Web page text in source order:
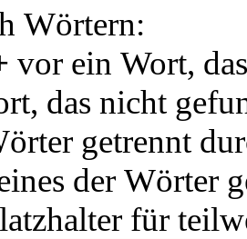
Wörtern:
vor ein Wort,
das nicht
getrennt
der Wörter
für